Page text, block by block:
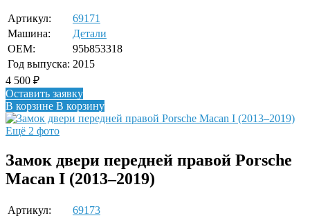
Артикул:
69171
Машина:
Детали
OEM:
95b853318
Год выпуска: 2015
4 500 ₽
Оставить заявку
В корзине В корзину
Ещё 2 фото
Замок двери передней правой Porsche
Macan I (2013–2019)
Артикул:
69173